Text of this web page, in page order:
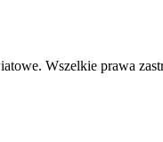
Wszelkie prawa